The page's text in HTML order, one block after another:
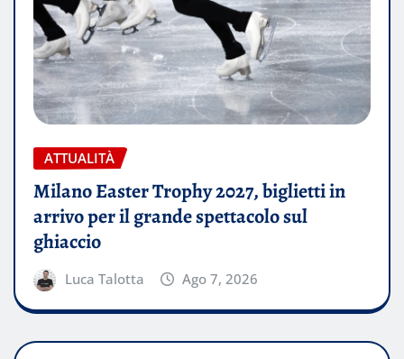
ATTUALITÀ
Milano Easter Trophy 2027, biglietti in
arrivo per il grande spettacolo sul
ghiaccio
Luca Talotta Ago 7, 2026